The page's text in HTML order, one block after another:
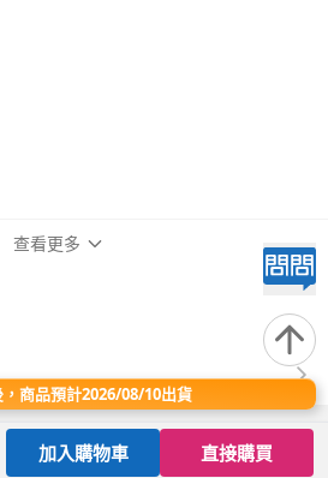
系列
查看更多
商品預計2026/08/10出貨
加入購物車 直接購買